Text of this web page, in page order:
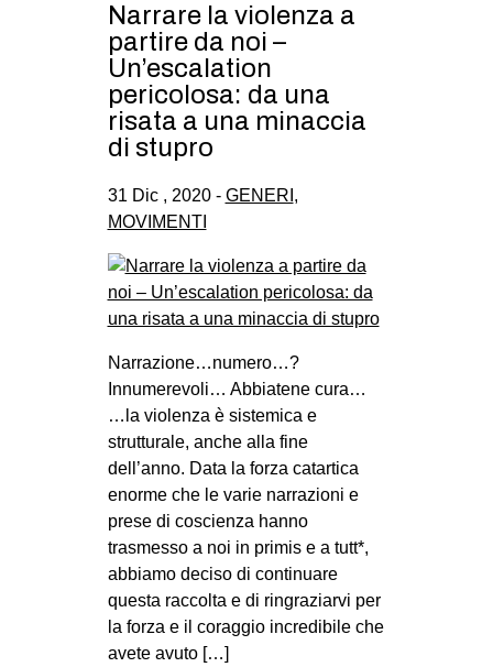
Narrare la violenza a
partire da noi –
Un’escalation
pericolosa: da una
risata a una minaccia
di stupro
31 Dic , 2020 - GENERI ,
MOVIMENTI
Narrazione…numero…?
Innumerevoli… Abbiatene cura…
…la violenza è sistemica e
strutturale, anche alla fine
dell’anno. Data la forza catartica
enorme che le varie narrazioni e
prese di coscienza hanno
trasmesso a noi in primis e a tutt*,
abbiamo deciso di continuare
questa raccolta e di ringraziarvi per
la forza e il coraggio incredibile che
avete avuto […]